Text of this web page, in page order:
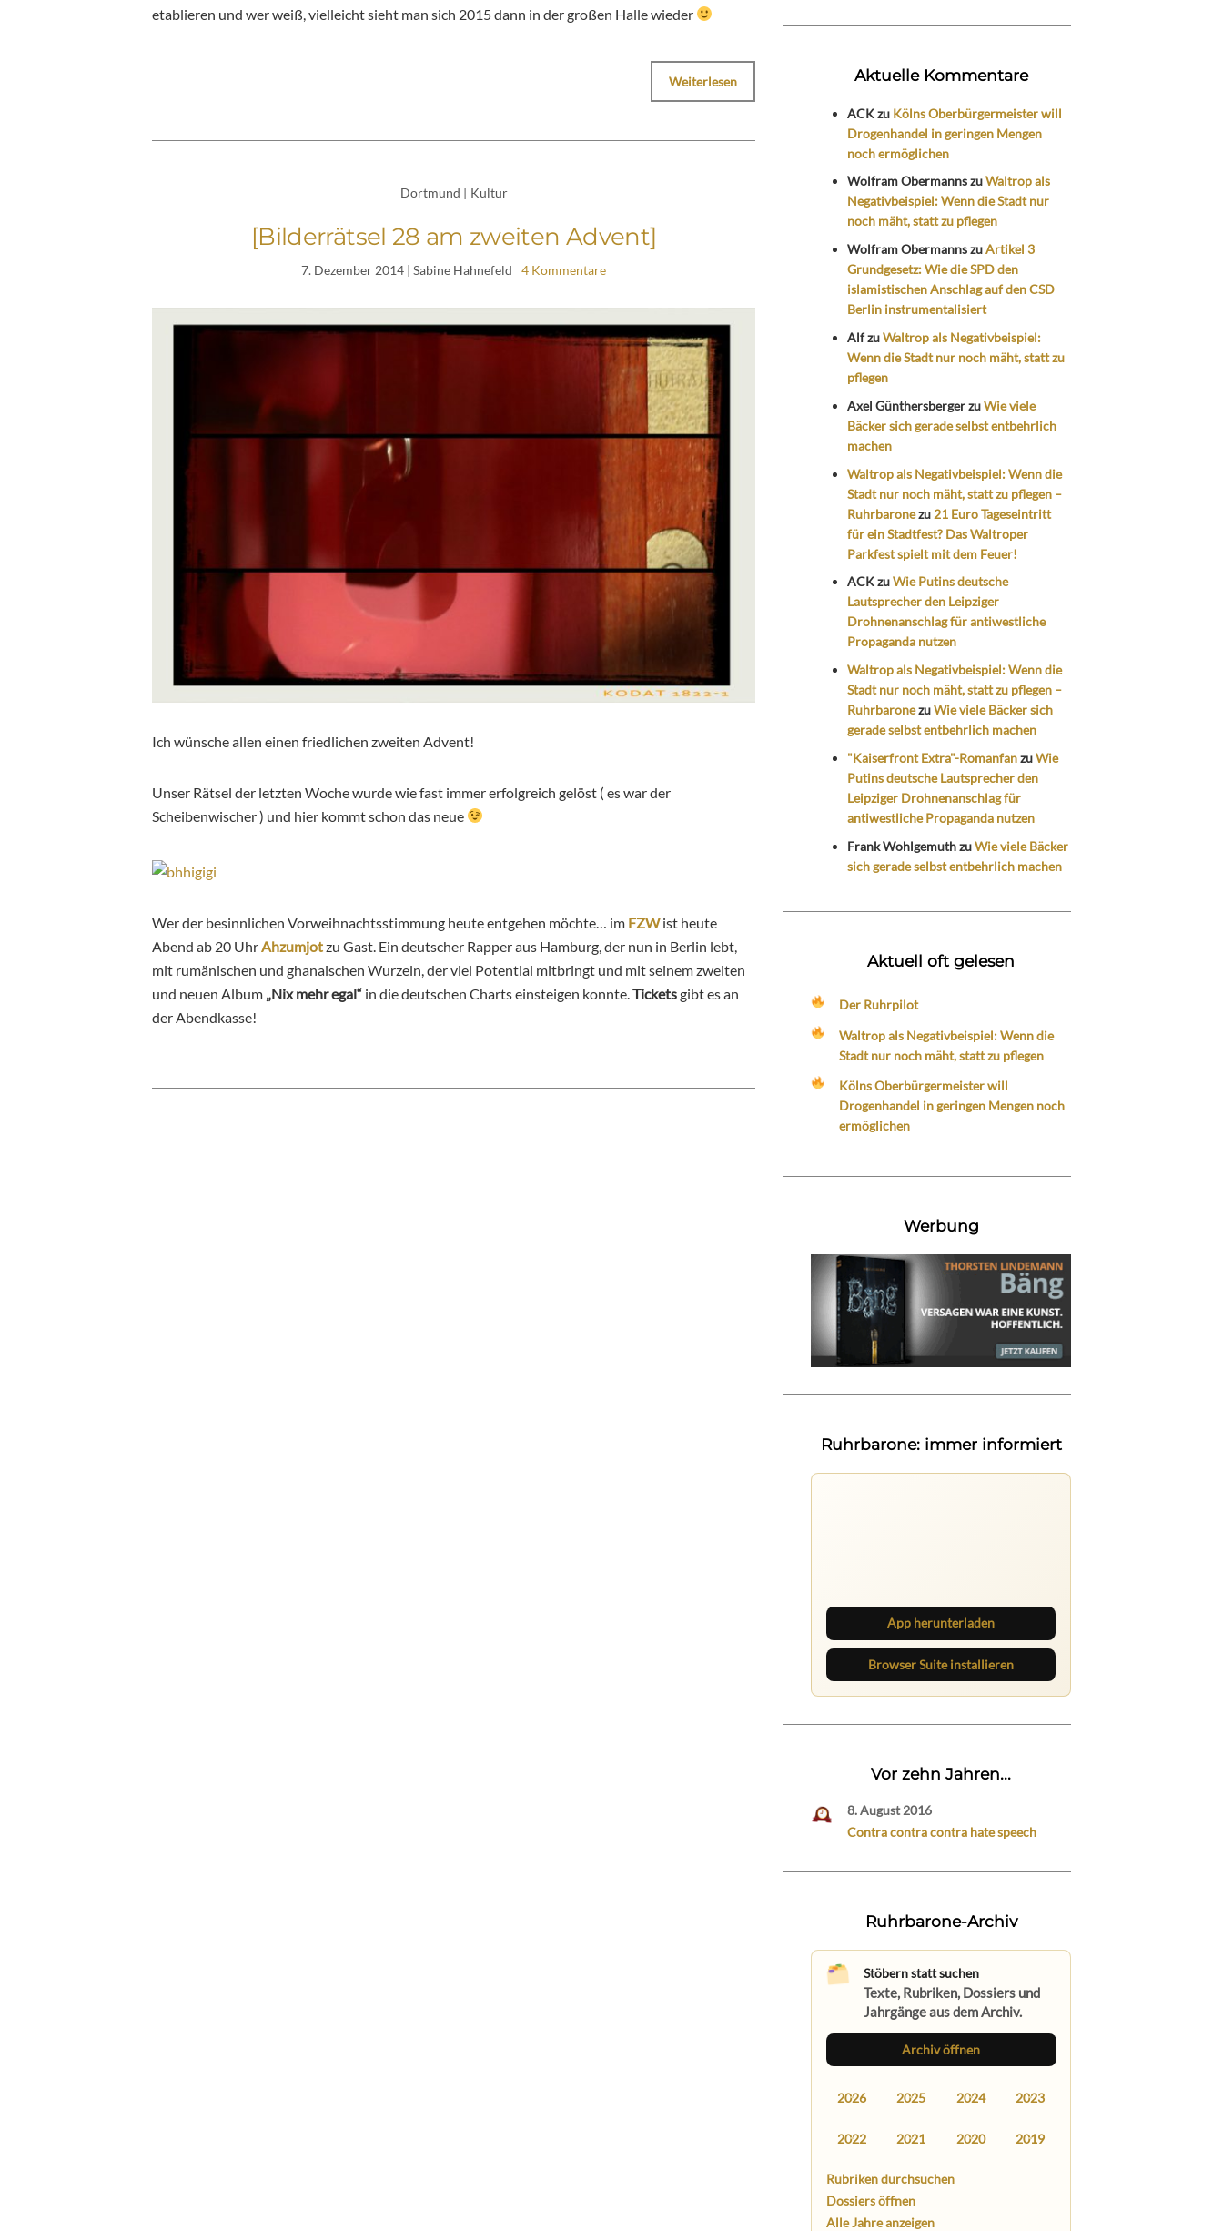
etablieren und wer weiß, vielleicht sieht man sich 2015 dann in der großen Halle wieder
Weiterlesen
Dortmund | Kultur
[Bilderrätsel 28 am zweiten Advent]
7. Dezember 2014 | Sabine Hahnefeld 4 Kommentare
Ich wünsche allen einen friedlichen zweiten Advent!
Unser Rätsel der letzten Woche wurde wie fast immer erfolgreich gelöst ( es war der
Scheibenwischer ) und hier kommt schon das neue
Wer der besinnlichen Vorweihnachtsstimmung heute entgehen möchte… im FZWist heute
Abend ab 20 Uhr Ahzumjotzu Gast. Ein deutscher Rapper aus Hamburg, der nun in Berlin lebt,
mit rumänischen und ghanaischen Wurzeln, der viel Potential mitbringt und mit seinem zweiten
und neuen Album „Nix mehr egal“ in die deutschen Charts einsteigen konnte. Ticketsgibt es an
der Abendkasse!
Aktuelle Kommentare
ACKzu Kölns Oberbürgermeister will
Drogenhandel in geringen Mengen
noch ermöglichen
Wolfram ObermannszuWaltrop als
Negativbeispiel: Wenn die Stadt nur
noch mäht, statt zu pflegen
Wolfram ObermannszuArtikel 3
Grundgesetz: Wie die SPD den
islamistischen Anschlag auf den CSD
Berlin instrumentalisiert
AlfzuWaltrop als Negativbeispiel:
Wenn die Stadt nur noch mäht, statt zu
pflegen
Axel GünthersbergerzuWie viele
Bäcker sich gerade selbst entbehrlich
machen
Waltrop als Negativbeispiel: Wenn die
Stadt nur noch mäht, statt zu pflegen –
Ruhrbaronezu 21 Euro Tageseintritt
für ein Stadtfest? Das Waltroper
Parkfest spielt mit dem Feuer!
ACKzuWie Putins deutsche
Lautsprecher den Leipziger
Drohnenanschlag für antiwestliche
Propaganda nutzen
Waltrop als Negativbeispiel: Wenn die
Stadt nur noch mäht, statt zu pflegen –
RuhrbaronezuWie viele Bäcker sich
gerade selbst entbehrlich machen
"Kaiserfront Extra"-RomanfanzuWie
Putins deutsche Lautsprecher den
Leipziger Drohnenanschlag für
antiwestliche Propaganda nutzen
Frank WohlgemuthzuWie viele Bäcker
sich gerade selbst entbehrlich machen
Aktuell oft gelesen
Der Ruhrpilot
Waltrop als Negativbeispiel: Wenn die
Stadt nur noch mäht, statt zu pflegen
Kölns Oberbürgermeister will
Drogenhandel in geringen Mengen noch
ermöglichen
Werbung
Ruhrbarone: immer informiert
App herunterladen
Browser Suite installieren
Vor zehn Jahren...
8. August 2016
Contra contra contra hate speech
Ruhrbarone-Archiv
Stöbern statt suchen
Texte, Rubriken, Dossiers und
Jahrgänge aus dem Archiv.
Archiv öffnen
2026 2025 2024 2023
2022 2021 2020 2019
Rubriken durchsuchen
Dossiers öffnen
Alle Jahre anzeigen